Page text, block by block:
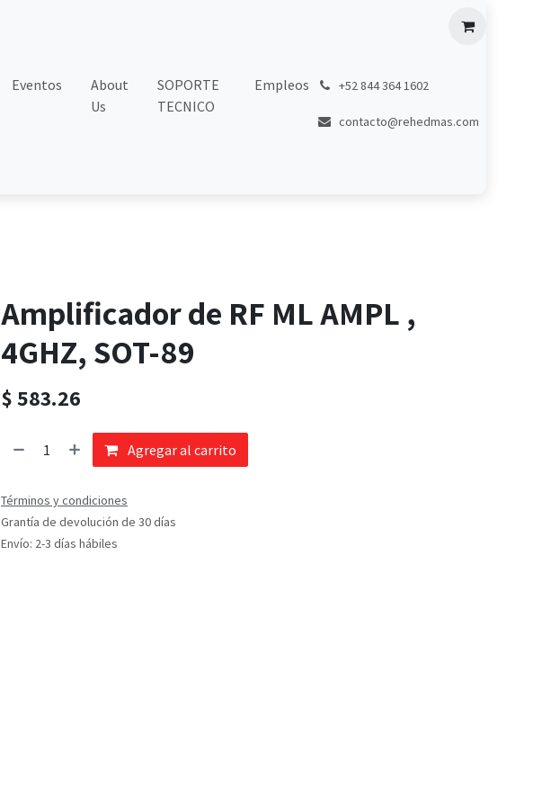
Eventos
About
Us
SOPORTE
TECNICO
Empleos +52 844 364 1602
contacto@rehedmas.com
Amplificador de RF ML AMPL ,
4GHZ, SOT-89
$583.26
Agregar al carrito
Términos y condiciones
Grantía de devolución de 30 días
Envío: 2-3 días hábiles